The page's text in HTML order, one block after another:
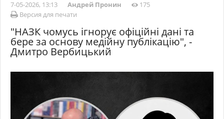
7-05-2026, 13:13 Андрей Пронин
175
Версия для печати
"НАЗК чомусь ігнорує офіційні дані та
бере за основу медійну публікацію", -
Дмитро Вербицький